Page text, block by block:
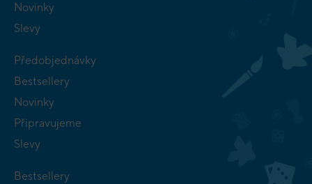
Novinky
Slevy
Předobjednávky
Bestsellery
Novinky
Připravujeme
Slevy
Bestsellery